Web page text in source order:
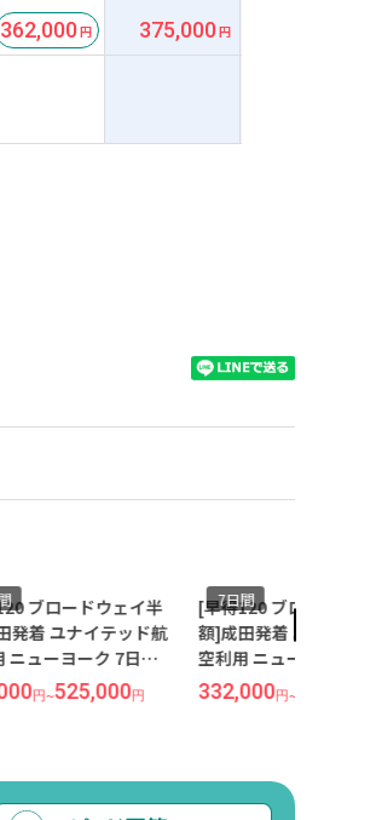
362,000 375,000
[早得120 ブロードウェイ半
額]成田発着 ユナイテッド航
空利用 ニューヨーク 7日間
『ハイアット グランド セン
トラル』指定
7日間
332,000円~692,000 円
羽田発着／航
（JALまたは
ューヨーク 7
ンス キタノ ニ
指定
7日間
435,000